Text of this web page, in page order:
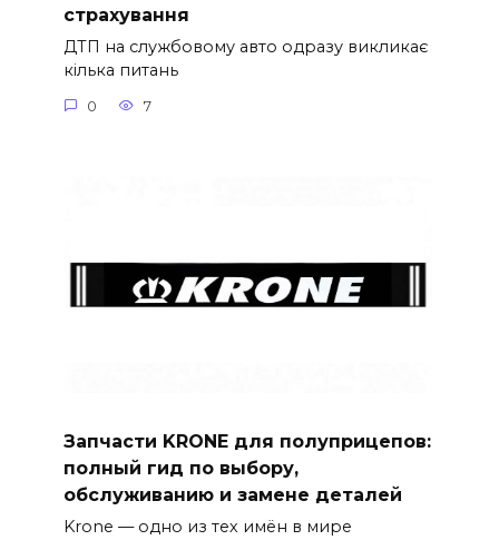
страхування
ДТП на службовому авто одразу викликає
кілька питань
0 7
Запчасти KRONE для полуприцепов:
полный гид по выбору,
обслуживанию и замене деталей
Krone — одно из тех имён в мире